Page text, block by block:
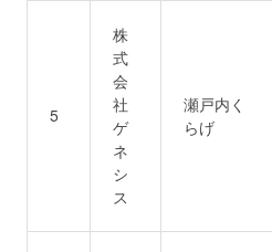
5
株
式
会
社
ゲ
ネ
シ
ス
瀬戸内く
らげ